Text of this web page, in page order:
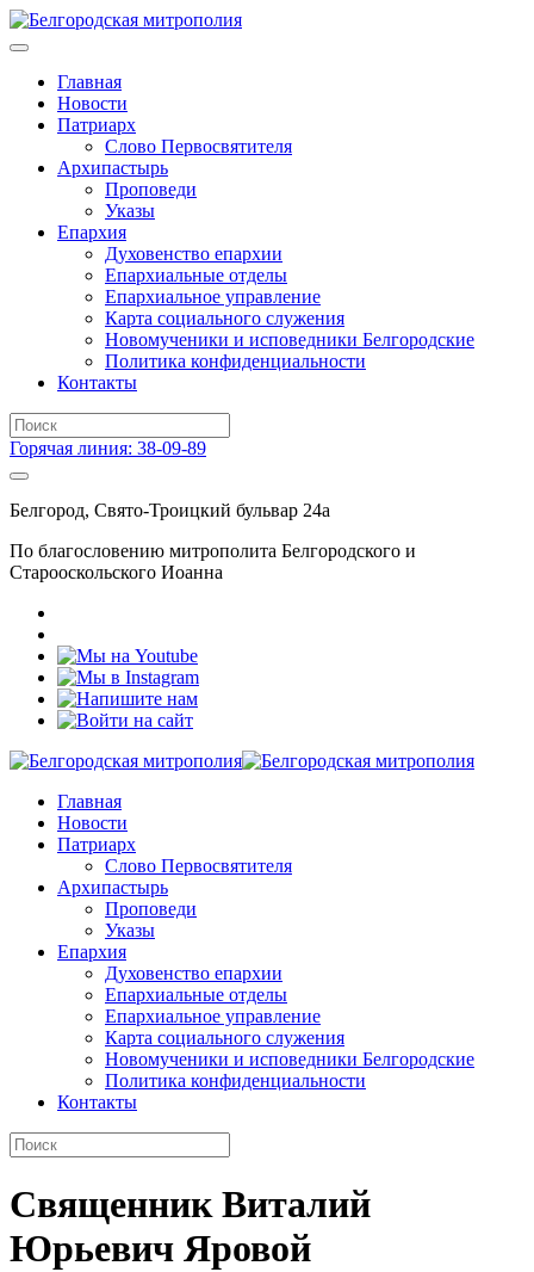
Главная
Новости
Патриарх
Слово Первосвятителя
Архипастырь
Проповеди
Указы
Епархия
Духовенство епархии
Епархиальные отделы
Епархиальное управление
Карта социального служения
Новомученики и исповедники Белгородские
Политика конфиденциальности
Контакты
Горячая линия: 38-09-89
Белгород, Свято-Троицкий бульвар 24а
По благословению митрополита Белгородского и
Старооскольского Иоанна
Главная
Новости
Патриарх
Слово Первосвятителя
Архипастырь
Проповеди
Указы
Епархия
Духовенство епархии
Епархиальные отделы
Епархиальное управление
Карта социального служения
Новомученики и исповедники Белгородские
Политика конфиденциальности
Контакты
Священник Виталий
Юрьевич Яровой